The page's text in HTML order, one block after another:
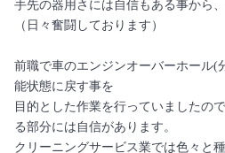
手先の器用さには自信もある事から
（日々奮闘しております）
前職で車のエンジンオーバーホール(
能状態に戻す事を
目的とした作業を行っていましたの
る部分には自信があります。
クリーニングサービス業では色々と